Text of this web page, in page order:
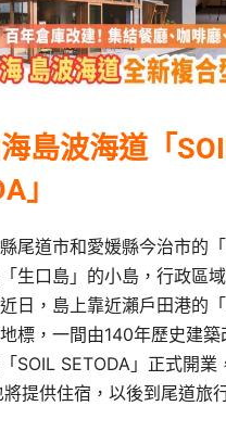
島波海道「
」
尾道市和愛媛縣今治市的
生口島」的小島，行政區
日，島上靠近瀨戶田港的
標，一間由140年歷史建
SOIL SETODA」正式開業
提供住宿，以後到尾道旅